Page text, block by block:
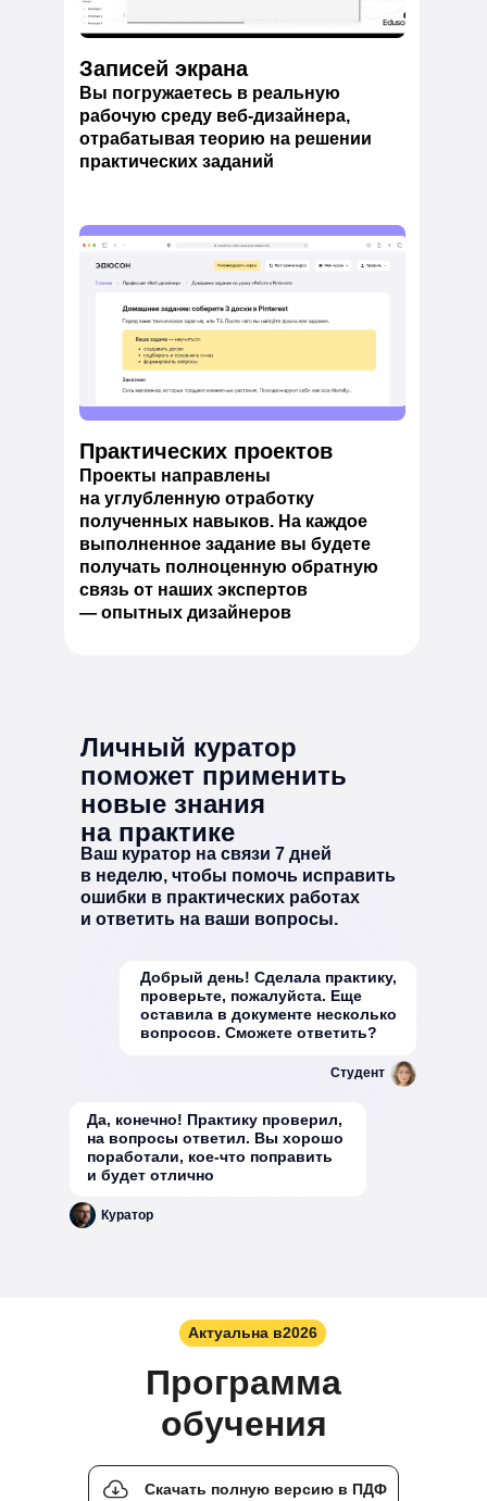
Практических проектов
Проекты направлены
на углубленную отработку
полученных навыков. На каждое
выполненное задание вы будете
получать полноценную обратную
связь от наших экспертов
— опытных дизайнеров
Записей экрана
Вы погружаетесь в реальную
рабочую среду веб-дизайнера,
отрабатывая теорию на решении
практических заданий
Да, конечно! Практику проверил,
на вопросы ответил. Вы хорошо
поработали, кое-что поправить
и будет отлично
Добрый день! Сделала практику,
проверьте, пожалуйста. Еще
оставила в документе несколько
вопросов. Сможете ответить?
Ваш куратор на связи 7 дней
в неделю, чтобы помочь исправить
ошибки в практических работах
и ответить на ваши вопросы.
Личный куратор
поможет применить
новые знания
на практике
Студент
Куратор
Программа
обучения
Скачать полную версию в ПДФ
Актуальна в2026